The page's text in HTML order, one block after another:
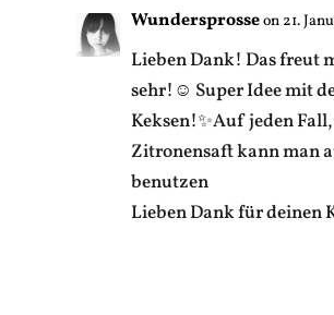
Wundersprosseon 21.
Lieben Dank! Das freut
sehr!☺️ Super Idee mit
Keksen!✨Auf jeden
Zitronensaft kann man
benutzen
Lieben Dank für deinen